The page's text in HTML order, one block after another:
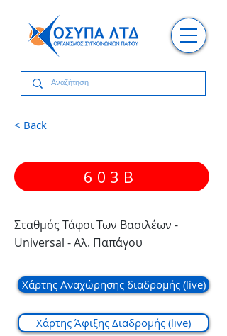
< Back
603B
Σταθμός Τάφοι Των Βασιλέων -
Universal - Αλ. Παπάγου
Χάρτης Αναχώρησης διαδρομής (live)
Χάρτης Άφιξης Διαδρομής (live)